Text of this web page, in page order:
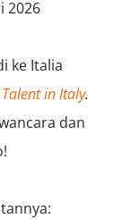
2026
ke Italia
in Italy.
dan